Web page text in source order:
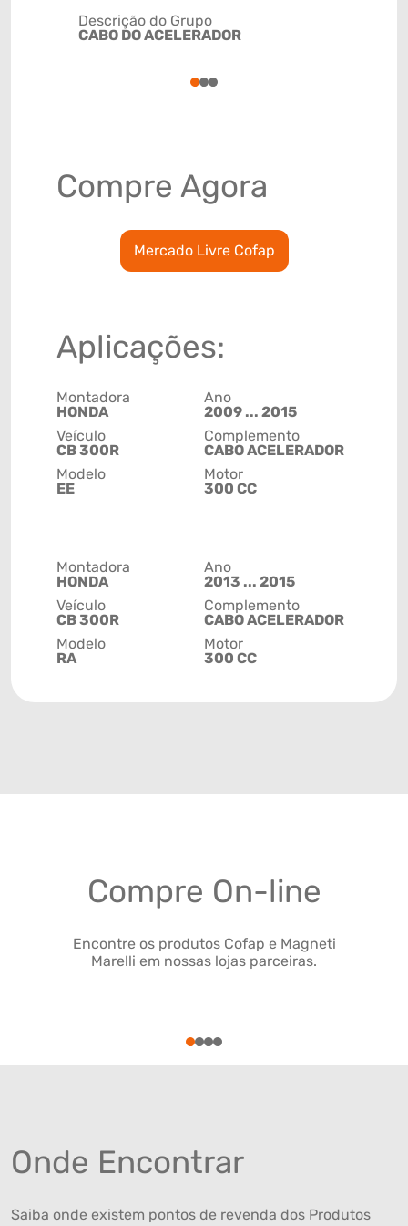
Descrição do Grupo
CABO DO ACELERADOR
123
Compre Agora
Mercado Livre Cofap
Aplicações:
Montadora
HONDA
Veículo
CB 300R
Modelo
EE
Ano
2009 ... 2015
Complemento
CABO ACELERADOR
Motor
300 CC
Montadora
HONDA
Veículo
CB 300R
Modelo
RA
Ano
2013 ... 2015
Complemento
CABO ACELERADOR
Motor
300 CC
Compre On-line
Encontre os produtos Cofap e Magneti
Marelli em nossas lojas parceiras.
1234
Onde Encontrar
Saiba onde existem pontos de revenda dos Produtos